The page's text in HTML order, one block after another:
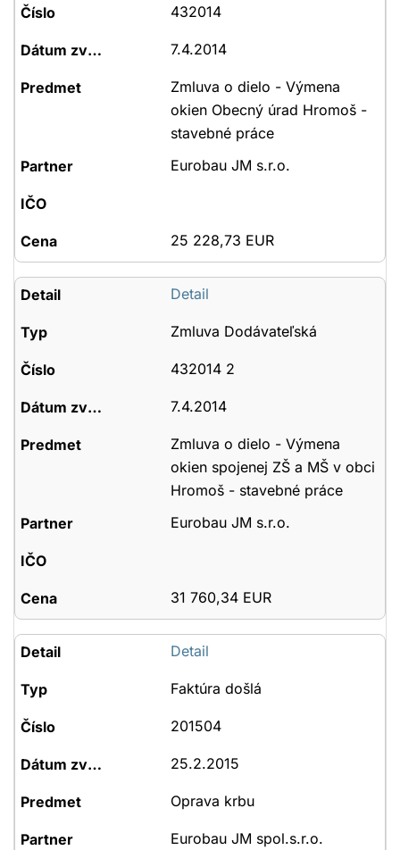
432014
7.4.2014
Zmluva o dielo - Výmena
okien Obecný úrad Hromoš -
stavebné práce
Eurobau JM s.r.o.
25 228,73 EUR
Detail
Zmluva Dodávateľská
432014 2
7.4.2014
Zmluva o dielo - Výmena
okien spojenej ZŠ a MŠ v obci
Hromoš - stavebné práce
Eurobau JM s.r.o.
31 760,34 EUR
Detail
Faktúra došlá
201504
25.2.2015
Oprava krbu
Eurobau JM spol.s.r.o.